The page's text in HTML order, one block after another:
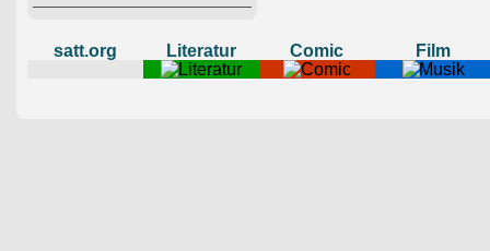
satt.org Literatur Comic Film